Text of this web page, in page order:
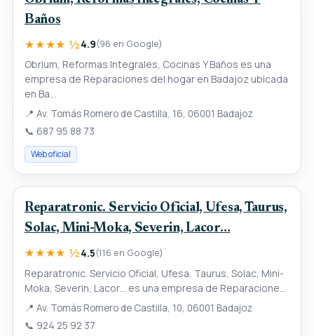
Baños
★★★★ ½4.9(96 en Google)
Obrium, Reformas Integrales, Cocinas Y Baños es una
empresa de Reparaciones del hogar en Badajoz ubicada
en Ba...
📍 Av. Tomás Romero de Castilla, 16, 06001 Badajoz
📞 687 95 88 73
Web oficial
Reparatronic. Servicio Oficial, Ufesa, Taurus,
Solac, Mini-Moka, Severin, Lacor…
★★★★ ½4.5(116 en Google)
Reparatronic. Servicio Oficial, Ufesa, Taurus, Solac, Mini-
Moka, Severin, Lacor… es una empresa de Reparacione...
📍 Av. Tomás Romero de Castilla, 10, 06001 Badajoz
📞 924 25 92 37